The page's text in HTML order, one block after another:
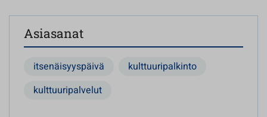
Asiasanat
itsenäisyyspäivä
kulttuuripalkinto
kulttuuripalvelut